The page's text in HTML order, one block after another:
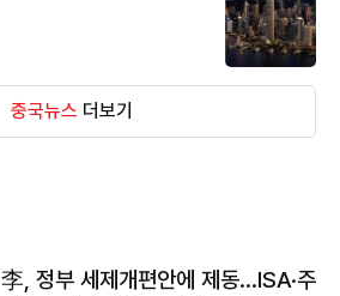
중국뉴스 더보기
李, 정부 세제개편안에 제동…ISA·주